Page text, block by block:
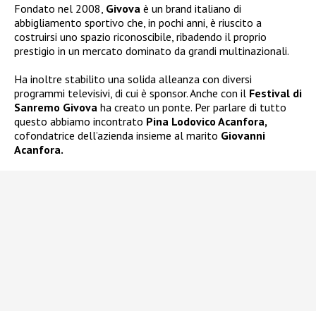
Fondato nel 2008, Givova è un brand italiano di
abbigliamento sportivo che, in pochi anni, è riuscito a
costruirsi uno spazio riconoscibile, ribadendo il proprio
prestigio in un mercato dominato da grandi multinazionali.
Ha inoltre stabilito una solida alleanza con diversi
programmi televisivi, di cui è sponsor. Anche con il Festival di
Sanremo Givova ha creato un ponte. Per parlare di tutto
questo abbiamo incontrato Pina Lodovico Acanfora,
cofondatrice dell’azienda insieme al marito Giovanni
Acanfora.